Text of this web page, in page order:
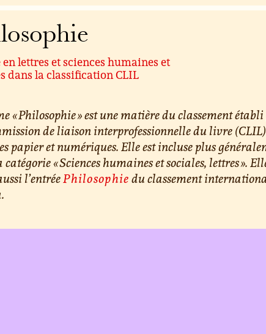
en lettres et sciences humaines et
dans la classification CLIL
« Philosophie » est une matière du classement
de liaison interprofessionnelle du livre
papier et numériques. Elle est incluse plus
« Sciences humaines et sociales, lettres ».
l’entréePhilosophiedu classement